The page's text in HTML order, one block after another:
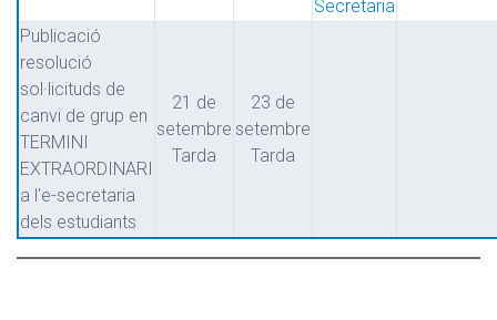
Secretaria
Publicació
resolució
sol·licituds de
canvi de grup en
TERMINI
EXTRAORDINARI
a l'e-secretaria
dels estudiants
21 de
setembre
Tarda
23 de
setembre
Tarda